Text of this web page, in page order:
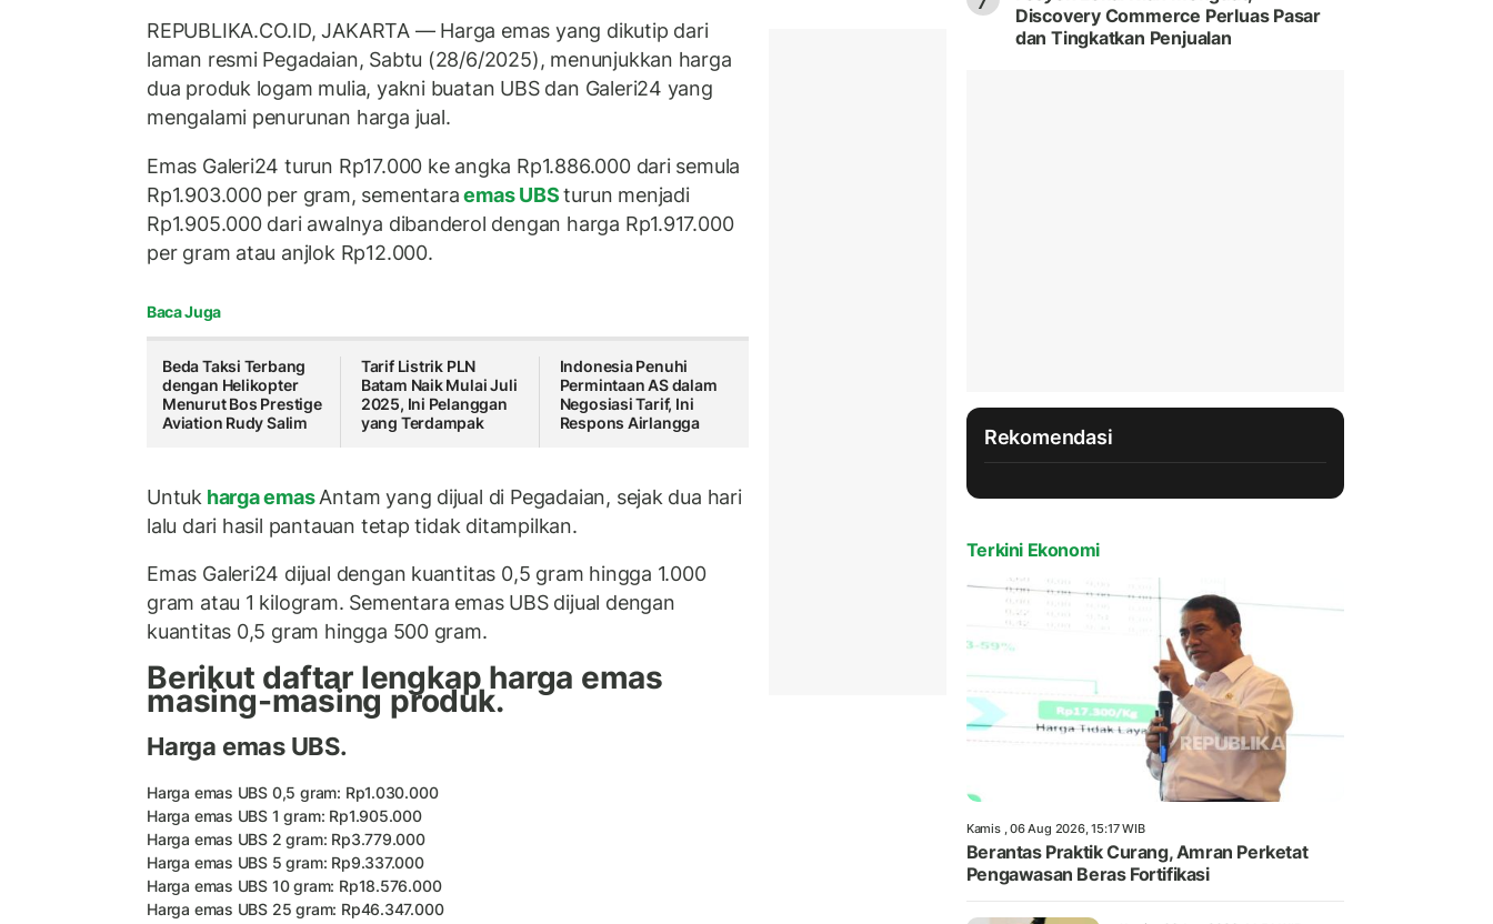
REPUBLIKA.CO.ID, JAKARTA — Harga emas yang dikutip dari
laman resmi Pegadaian, Sabtu (28/6/2025), menunjukkan harga
dua produk logam mulia, yakni buatan UBS dan Galeri24 yang
mengalami penurunan harga jual.
Emas Galeri24 turun Rp17.000 ke angka Rp1.886.000 dari semula
Rp1.903.000 per gram, sementaraemas UBSturun menjadi
Rp1.905.000 dari awalnya dibanderol dengan harga Rp1.917.000
per gram atau anjlok Rp12.000.
Baca Juga
Beda Taksi Terbang
dengan Helikopter
Menurut Bos Prestige
Aviation Rudy Salim
Tarif Listrik PLN
Batam Naik Mulai Juli
2025, Ini Pelanggan
yang Terdampak
Indonesia Penuhi
Permintaan AS dalam
Negosiasi Tarif, Ini
Respons Airlangga
Untuk harga emasAntam yang dijual di Pegadaian, sejak dua hari
lalu dari hasil pantauan tetap tidak ditampilkan.
Emas Galeri24 dijual dengan kuantitas 0,5 gram hingga 1.000
gram atau 1 kilogram. Sementara emas UBS dijual dengan
kuantitas 0,5 gram hingga 500 gram.
Berikut daftar lengkap harga emas
masing-masing produk.
Harga emas UBS.
Harga emas UBS 0,5 gram: Rp1.030.000
Harga emas UBS 1 gram: Rp1.905.000
Harga emas UBS 2 gram: Rp3.779.000
Harga emas UBS 5 gram: Rp9.337.000
Harga emas UBS 10 gram: Rp18.576.000
Harga emas UBS 25 gram: Rp46.347.000
Discovery Commerce Perluas Pasar
dan Tingkatkan Penjualan
Rekomendasi
Terkini Ekonomi
Kamis , 06 Aug 2026, 15:17 WIB
Berantas Praktik Curang, Amran Perketat
Pengawasan Beras Fortifikasi